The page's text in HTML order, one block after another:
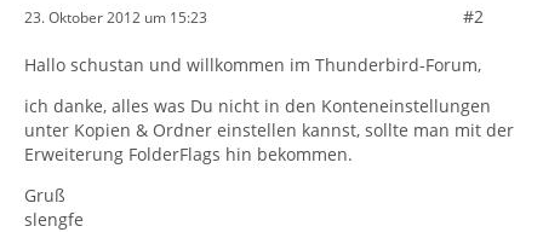
23. Oktober 2012 um 15:23 #2
Hallo schustan und willkommen im Thunderbird-Forum,
ich danke, alles was Du nicht in den Konteneinstellungen
unter Kopien & Ordner einstellen kannst, sollte man mit der
Erweiterung FolderFlags hin bekommen.
Gruß
slengfe